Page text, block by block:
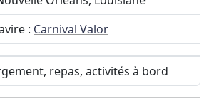
: Carnival Valor
repas, activités à bord